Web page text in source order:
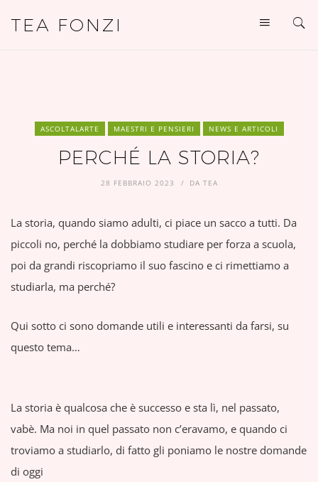
TEA FONZI
ASCOLTALARTE MAESTRI E PENSIERI NEWS E ARTICOLI
PERCHÉ LA STORIA?
28 FEBBRAIO 2023 DA TEA
La storia, quando siamo adulti, ci piace un sacco a tutti. Da
piccoli no, perché la dobbiamo studiare per forza a scuola,
poi da grandi riscopriamo il suo fascino e ci rimettiamo a
studiarla, ma perché?
Qui sotto ci sono domande utili e interessanti da farsi, su
questo tema…
La storia è qualcosa che è successo e sta lì, nel passato,
vabè. Ma noi in quel passato non c’eravamo, e quando ci
troviamo a studiarlo, di fatto gli poniamo le nostre domande
di oggi